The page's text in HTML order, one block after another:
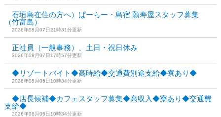
石垣島在住の方へ）ぱーらー・島宿 願寿屋スタッフ募集
（竹富島）
2026年08月07日21時31分更新
正社員（一般事務）、土日・祝日休み
2026年08月07日17時57分更新
◆リゾートバイト◆高時給◆交通費別途支給◆寮あり◆
2026年08月06日10時34分更新
◆店長候補◆カフェスタッフ募集◆高収入◆寮あり◆交通費
支給◆
2026年08月06日10時34分更新